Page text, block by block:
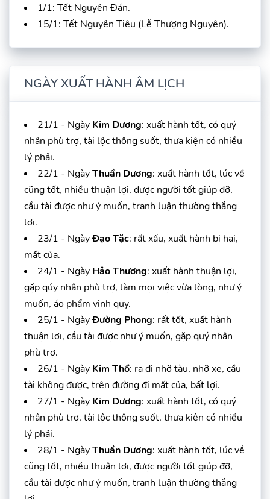
1/1: Tết Nguyên Đán.
15/1: Tết Nguyên Tiêu (Lễ Thượng Nguyên).
NGÀY XUẤT HÀNH ÂM LỊCH
21/1 - Ngày Kim Dương: xuất hành tốt, có quý
nhân phù trợ, tài lộc thông suốt, thưa kiện có nhiều
lý phải.
22/1 - NgàyThuần Dương: xuất hành tốt, lúc về
cũng tốt, nhiều thuận lợi, được người tốt giúp đỡ,
cầu tài được như ý muốn, tranh luận thường thắng
lợi.
23/1 - NgàyĐạo Tặc: rất xấu, xuất hành bị hại,
mất của.
24/1 - Ngày Hảo Thương: xuất hành thuận lợi,
gặp qúy nhân phù trợ, làm mọi việc vừa lòng, như ý
muốn, áo phẩm vinh quy.
25/1 - NgàyĐường Phong: rất tốt, xuất hành
thuận lợi, cầu tài được như ý muốn, gặp quý nhân
phù trợ.
26/1 - Ngày Kim Thổ: ra đi nhỡ tàu, nhỡ xe, cầu
tài không được, trên đường đi mất của, bất lợi.
27/1 - Ngày Kim Dương: xuất hành tốt, có quý
nhân phù trợ, tài lộc thông suốt, thưa kiện có nhiều
lý phải.
28/1 - NgàyThuần Dương: xuất hành tốt, lúc về
cũng tốt, nhiều thuận lợi, được người tốt giúp đỡ,
cầu tài được như ý muốn, tranh luận thường thắng